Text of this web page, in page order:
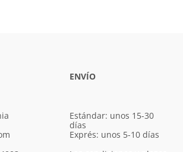
ENVÍO
Estándar: unos 15-30
días
Exprés: unos 5-10 días